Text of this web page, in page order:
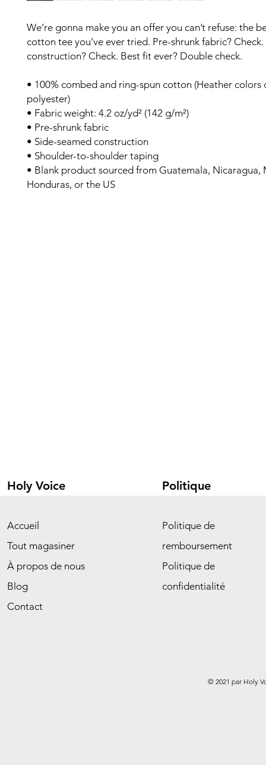
We’re gonna make you an offer you can’t refuse: the
cotton tee you’ve ever tried. Pre-shrunk fabric?
construction? Check. Best fit ever? Double check.
• 100% combed and ring-spun cotton (Heather colors
polyester)
• Fabric weight: 4.2 oz/yd² (142 g/m²)
• Pre-shrunk fabric
• Side-seamed construction
• Shoulder-to-shoulder taping
• Blank product sourced from Guatemala, Nicaragua,
Honduras, or the US
Holy Voice
Accueil
Tout magasiner
À propos de nous
Blog
Contact
Politique
Politique de
remboursement
Politique de
confidentialité
© 2021 par Holy